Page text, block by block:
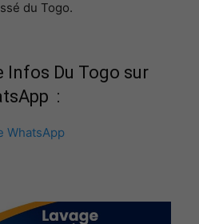
du Togo.
Infos Du Togo sur
:
WhatsApp